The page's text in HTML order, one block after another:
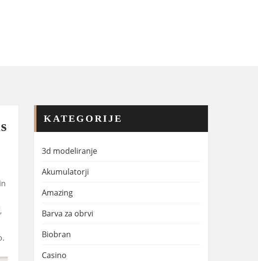
KATEGORIJE
3d modeliranje
Akumulatorji
Amazing
Barva za obrvi
Biobran
Casino